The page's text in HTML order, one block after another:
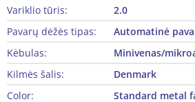
Variklio tūris:
2.0
Pavarų dėžės tipas:
Automatinė
Kėbulas:
Minivenas/
Kilmės šalis:
Denmark
Color:
Standard metal